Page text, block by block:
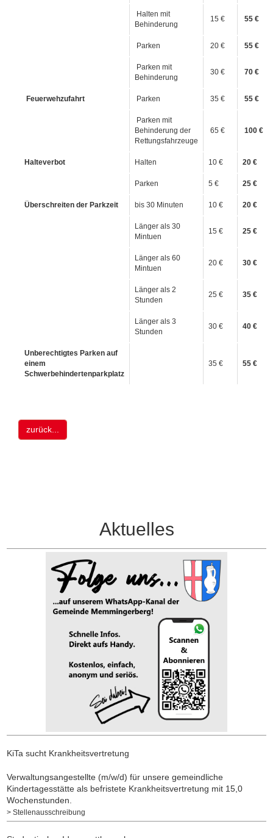
Halten mit
Behinderung
15 € 55 €
Parken 20 € 55 €
Parken mit
Behinderung
30 € 70 €
Feuerwehzufahrt Parken 35 € 55 €
Parken mit
Behinderung der
Rettungsfahrzeuge
65 € 100 €
Halteverbot Halten 10 € 20 €
Parken 5 € 25 €
Überschreiten der Parkzeit bis 30 Minuten 10 € 20 €
Länger als 30
Mintuen
15 € 25 €
Länger als 60
Mintuen
20 € 30 €
Länger als 2
Stunden
25 € 35 €
Länger als 3
Stunden
30 € 40 €
Unberechtigtes Parken auf
einem
Schwerbehindertenparkplatz
35 € 55 €
zurück...
Aktuelles
KiTa sucht Krankheitsvertretung
Verwaltungsangestellte (m/w/d) für unsere gemeindliche
Kindertagesstätte als befristete Krankheitsvertretung mit 15,0
Wochenstunden.
> Stellenausschreibung